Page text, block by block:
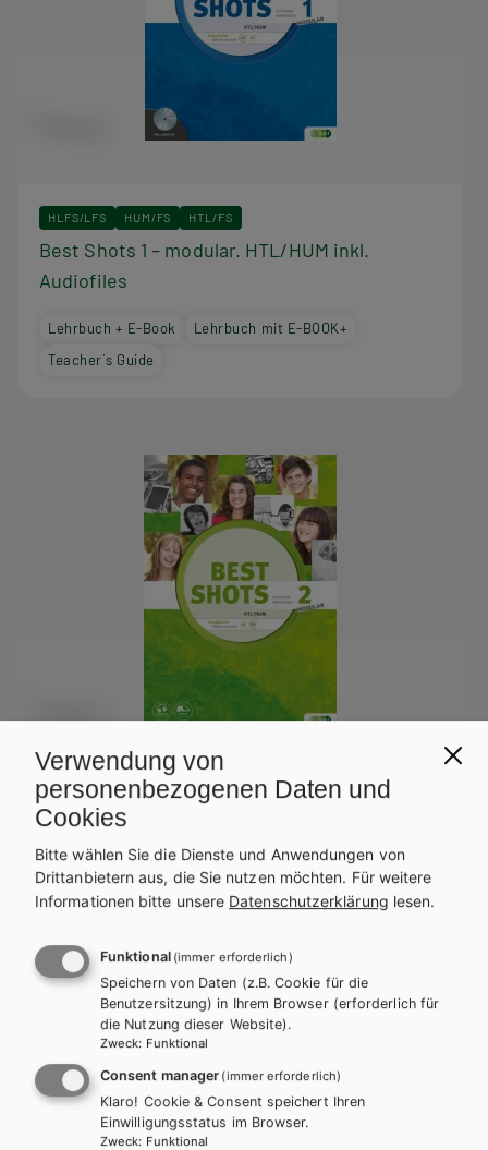
HLFS/LFS HUM/FS HTL/FS
Best Shots 1 – modular. HTL/HUM inkl.
Audiofiles
Lehrbuch + E-Book
Lehrbuch mit E-BOOK+
Teacher´s Guide
HTL/FS
Audiofiles
Lehrbuch E-Book Solo
Lehrbuch mit E-BOOK+
Zusatzheft
Teacher´s Guide
Verwendung von
personenbezogenen Daten und
Cookies
Bitte wählen Sie die Dienste und Anwendungen von
Drittanbietern aus, die Sie nutzen möchten. Für weitere
Informationen bitte unsere Datenschutzerklärung lesen.
Funktional (immer erforderlich)
Speichern von Daten (z.B. Cookie für die
Benutzersitzung) in Ihrem Browser (erforderlich für
die Nutzung dieser Website).
Zweck: Funktional
Consent manager (immer erforderlich)
Klaro! Cookie & Consent speichert Ihren
Einwilligungsstatus im Browser.
Zweck: Funktional